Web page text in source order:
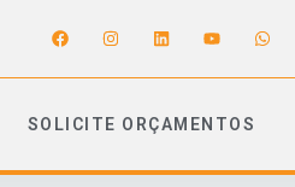
SOLICITE ORÇAMENTOS